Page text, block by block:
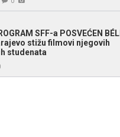
SFF-a POSVEĆEN BÉLI
stižu filmovi njegovih
studenata